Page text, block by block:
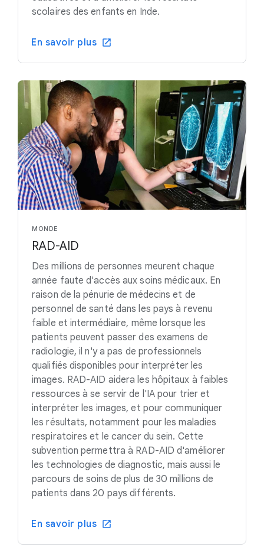
scolaires des enfants en Inde.
En savoir plus
MONDE
RAD-AID
Des millions de personnes meurent chaque
année faute d'accès aux soins médicaux. En
raison de la pénurie de médecins et de
personnel de santé dans les pays à revenu
faible et intermédiaire, même lorsque les
patients peuvent passer des examens de
radiologie, il n'y a pas de professionnels
qualifiés disponibles pour interpréter les
images. RAD-AID aidera les hôpitaux à faibles
ressources à se servir de l'IA pour trier et
interpréter les images, et pour communiquer
les résultats, notamment pour les maladies
respiratoires et le cancer du sein. Cette
subvention permettra à RAD-AID d'améliorer
les technologies de diagnostic, mais aussi le
parcours de soins de plus de 30 millions de
patients dans 20 pays différents.
En savoir plus